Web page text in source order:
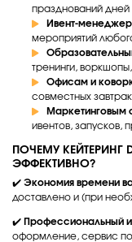
празднований
Ивент-
мероприятий
тренинги,
Офисам и
совместных
Маркетинговым
ивентов, запусков,
ПОЧЕМУ КЕЙТЕРИНГ
ЭФФЕКТИВНО?
✔️ Экономия времени
доставлено и (при
✔️ Профессиональный
оформление, сервис